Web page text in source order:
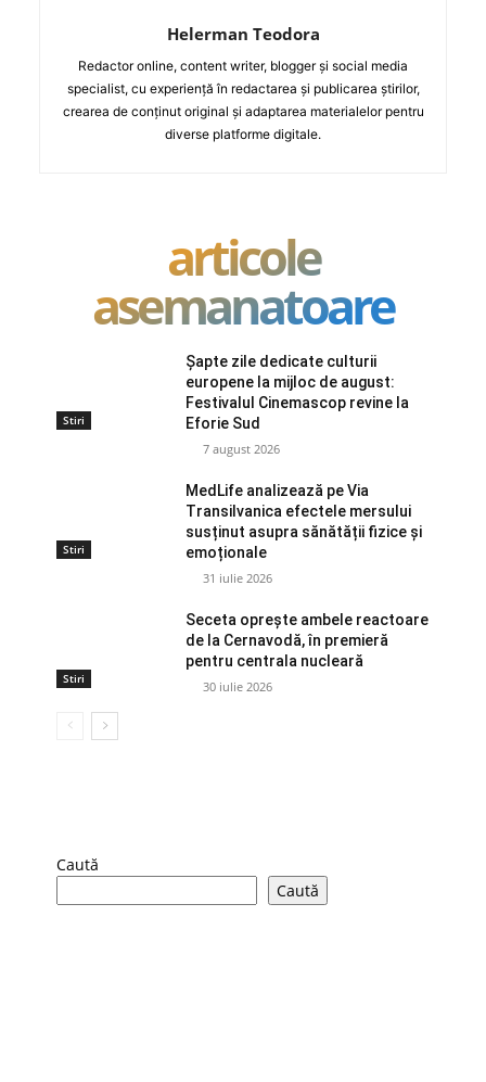
Helerman Teodora
Redactor online, content writer, blogger și social media
specialist, cu experiență în redactarea și publicarea știrilor,
crearea de conținut original și adaptarea materialelor pentru
diverse platforme digitale.
articole
asemanatoare
Stiri
Șapte zile dedicate culturii
europene la mijloc de august:
Festivalul Cinemascop revine la
Eforie Sud
7 august 2026
Stiri
MedLife analizează pe Via
Transilvanica efectele mersului
susținut asupra sănătății fizice și
emoționale
31 iulie 2026
Stiri
Seceta oprește ambele reactoare
de la Cernavodă, în premieră
pentru centrala nucleară
30 iulie 2026
Caută
Caută